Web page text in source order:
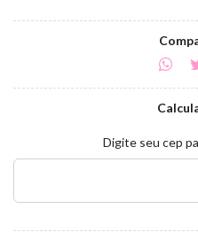
Digite seu cep